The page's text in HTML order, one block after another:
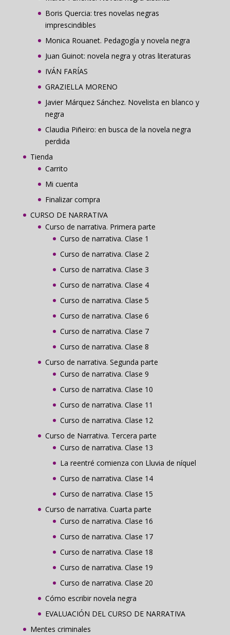
Boris Quercia: tres novelas negras
imprescindibles
Monica Rouanet. Pedagogía y novela negra
Juan Guinot: novela negra y otras literaturas
IVÁN FARÍAS
GRAZIELLA MORENO
Javier Márquez Sánchez. Novelista en blanco y
negra
Claudia Piñeiro: en busca de la novela negra
perdida
Tienda
Carrito
Mi cuenta
Finalizar compra
CURSO DE NARRATIVA
Curso de narrativa. Primera parte
Curso de narrativa. Clase 1
Curso de narrativa. Clase 2
Curso de narrativa. Clase 3
Curso de narrativa. Clase 4
Curso de narrativa. Clase 5
Curso de narrativa. Clase 6
Curso de narrativa. Clase 7
Curso de narrativa. Clase 8
Curso de narrativa. Segunda parte
Curso de narrativa. Clase 9
Curso de narrativa. Clase 10
Curso de narrativa. Clase 11
Curso de narrativa. Clase 12
Curso de Narrativa. Tercera parte
Curso de narrativa. Clase 13
La reentré comienza con Lluvia de níquel
Curso de narrativa. Clase 14
Curso de narrativa. Clase 15
Curso de narrativa. Cuarta parte
Curso de narrativa. Clase 16
Curso de narrativa. Clase 17
Curso de narrativa. Clase 18
Curso de narrativa. Clase 19
Curso de narrativa. Clase 20
Cómo escribir novela negra
EVALUACIÓN DEL CURSO DE NARRATIVA
Mentes criminales